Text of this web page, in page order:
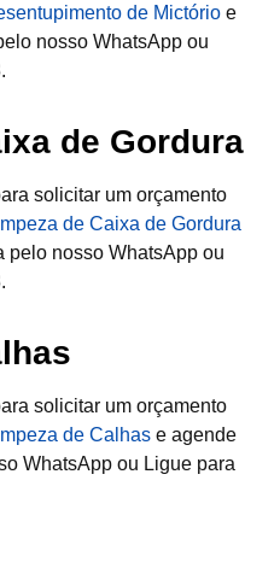
de Mictório e
nosso WhatsApp ou
de Gordura
solicitar um orçamento
de Caixa de Gordura
pelo nosso WhatsApp ou
solicitar um orçamento
de Calhas e agende
WhatsApp ou Ligue para